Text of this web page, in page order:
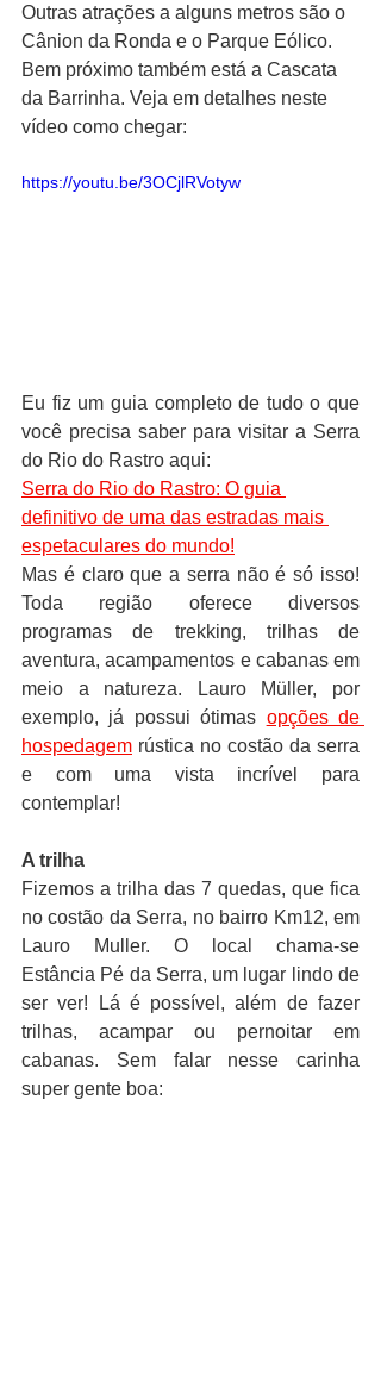
Outras atrações a alguns metros são o
Cânion da Ronda e o Parque Eólico.
Bem próximo também está a Cascata
da Barrinha. Veja em detalhes neste
vídeo como chegar:
https://youtu.be/3OCjlRVotyw
Eu fiz um guia completo de tudo o que
você precisa saber para visitar a Serra
do Rio do Rastro aqui:
Serra do Rio do Rastro: O guia
definitivo de uma das estradas mais
espetaculares do mundo!
Mas é claro que a serra não é só isso!
Toda região oferece diversos
programas de trekking, trilhas de
aventura, acampamentos e cabanas em
meio a natureza. Lauro Müller, por
exemplo, já possui ótimas opções de
hospedagem rústica no costão da serra
e com uma vista incrível para
contemplar!
A trilha
Fizemos a trilha das 7 quedas, que fica
no costão da Serra, no bairro Km12, em
Lauro Muller. O local chama-se
Estância Pé da Serra, um lugar lindo de
ser ver! Lá é possível, além de fazer
trilhas, acampar ou pernoitar em
cabanas. Sem falar nesse carinha
super gente boa: